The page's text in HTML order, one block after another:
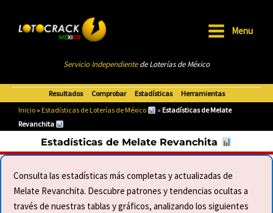
Main
Menu
Menu
Servicio Independientede Loterías de México
Resultados Comprobar Estadísticas
Herramientas
Inicio » Estadísticas de Loterías de México » Estadísticas de Melate
Revanchita
Estadísticas de Melate Revanchita
Consulta las estadísticas más completas y actualizadas de
Melate Revanchita. Descubre patrones y tendencias ocultas a
través de nuestras tablas y gráficos, analizando los siguientes